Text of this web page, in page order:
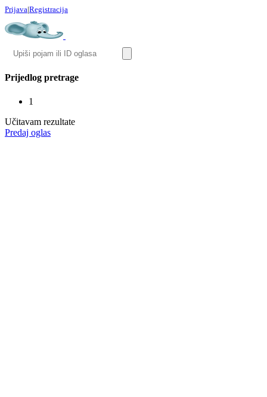
Prijava|Registracija
Prijedlog pretrage
1
Učitavam rezultate
Predaj oglas